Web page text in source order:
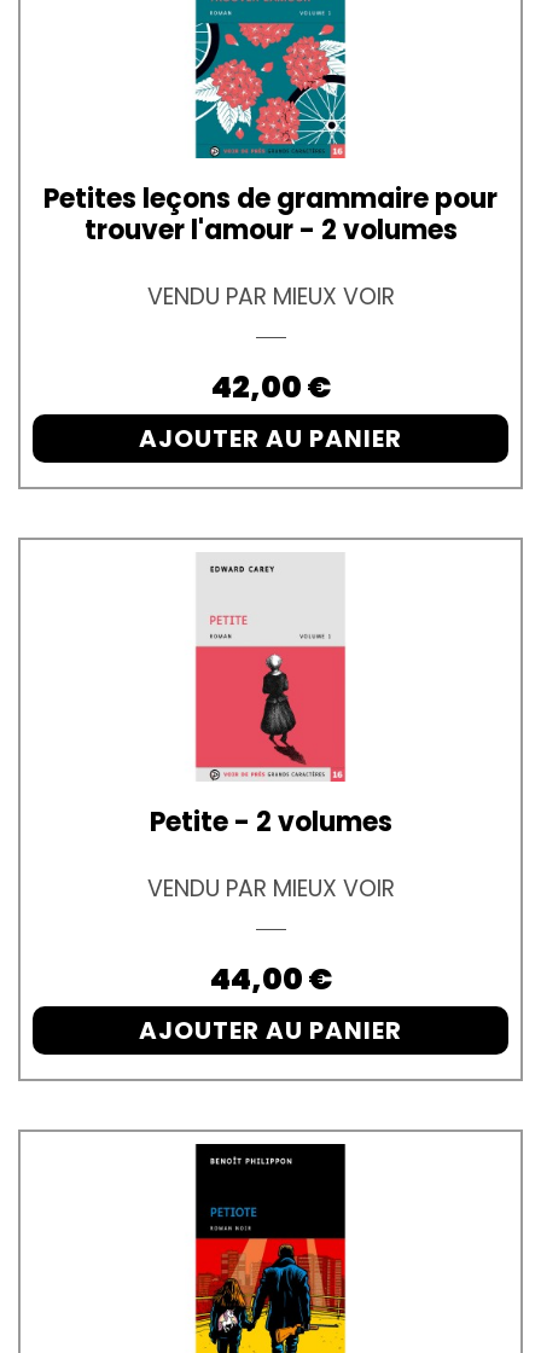
Petites leçons de grammaire pour
trouver l'amour - 2 volumes
VENDU PAR MIEUX VOIR
Prix
42,00 €
AJOUTER AU PANIER
Petite - 2 volumes
VENDU PAR MIEUX VOIR
Prix
44,00 €
AJOUTER AU PANIER